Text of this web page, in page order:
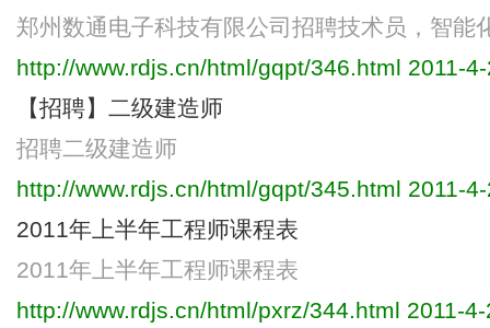
郑州数通电子科技有限公司招聘技术员，智能
http://www.rdjs.cn/html/gqpt/346.html 2011-
【招聘】二级建造师
招聘二级建造师
http://www.rdjs.cn/html/gqpt/345.html 2011-
2011年上半年工程师课程表
2011年上半年工程师课程表
http://www.rdjs.cn/html/pxrz/344.html 2011-